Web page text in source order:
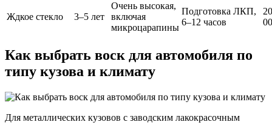
Ждкое стекло 3–5 лет
Очень высокая,
включая
микроцарапины
Подготовка ЛКП,
6–12 часов
Как выбрать воск для автомобиля по
типу кузова и климату
Для металлических кузовов с заводским лакокрасочным